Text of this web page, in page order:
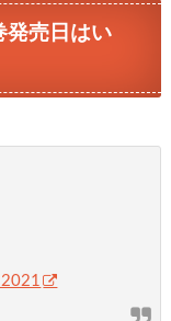
発売日はい